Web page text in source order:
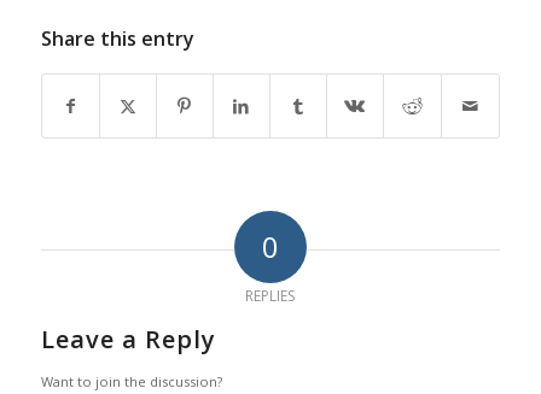
Post Views:190
Share this entry